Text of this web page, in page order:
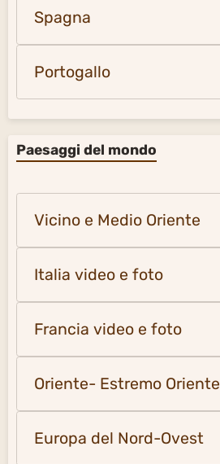
Spagna
Portogallo
Paesaggi del mondo
Vicino e Medio Oriente
Italia video e foto
Francia video e foto
Oriente- Estremo Oriente
Europa del Nord-Ovest